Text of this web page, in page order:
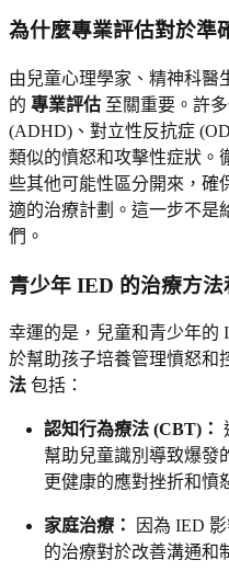
為什麼專業評估對於準
由兒童心理學家、精神科醫
的 專業評估 至關重要。許
(ADHD)、對立性反抗症
類似的憤怒和攻擊性症狀。
些其他可能性區分開來，確
適的治療計劃。這一步不是
們。
青少年 IED 的治療方
幸運的是，兒童和青少年的
於幫助孩子培養管理憤怒和
法 包括：
認知行為療法 (CBT)：
幫助兒童識別導致爆發
更健康的應對挫折和憤
家庭治療：
因為 IED
的治療對於改善溝通和